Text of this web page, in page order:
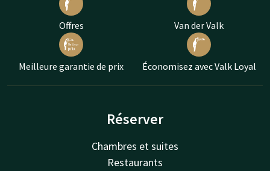
Offres Van der Valk
Meilleure garantie de prix Économisez avec Valk Loyal
Réserver
Chambres et suites
Restaurants